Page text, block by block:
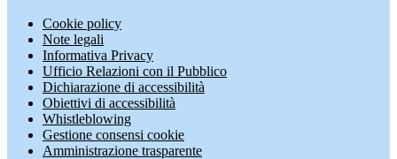
Cookie policy
Note legali
Informativa Privacy
Ufficio Relazioni con il Pubblico
Dichiarazione di accessibilità
Obiettivi di accessibilità
Whistleblowing
Gestione consensi cookie
Amministrazione trasparente